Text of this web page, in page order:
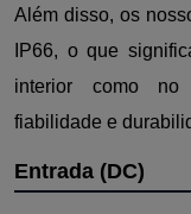
Além disso, os
IP66, o que
interior como no
fiabilidade e
Entrada (DC)